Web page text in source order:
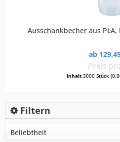
Ausschankbecher aus
ab
Preis
Inhalt 3000 Stück
Filtern